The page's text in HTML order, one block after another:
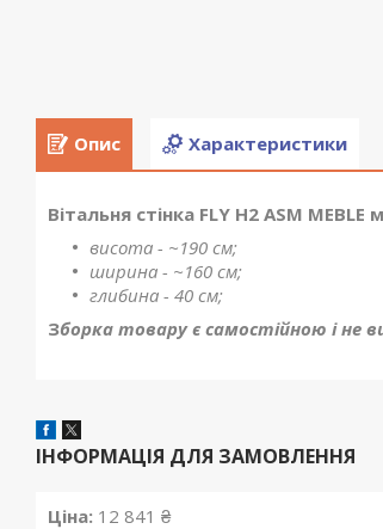
Опис Характеристики
Вітальня стінка FLY H2 ASM
висота - ~190 см;
ширина - ~160 см;
глибина - 40 см;
Зборка товару є самостійною і не
ІНФОРМАЦІЯ ДЛЯ ЗАМОВЛЕННЯ
Ціна: 12 841 ₴